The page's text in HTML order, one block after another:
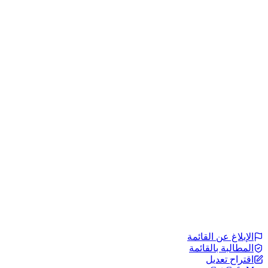
الإبلاغ عن القائمة
المطالبة بالقائمة
اقتراح تعديل